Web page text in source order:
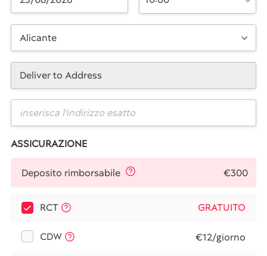
Alicante
Deliver to Address
ASSICURAZIONE
Deposito rimborsabile €300
RCT GRATUITO
CDW €12/giorno